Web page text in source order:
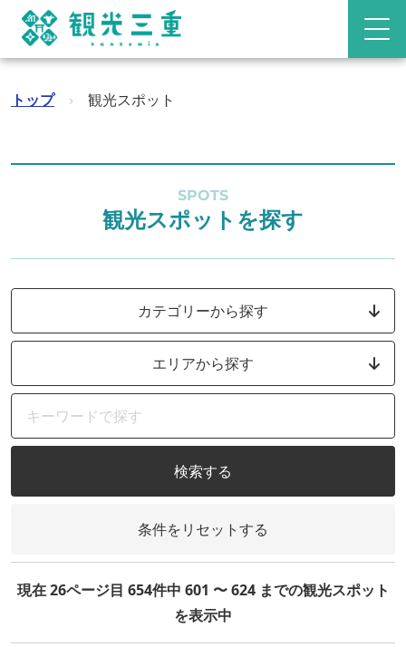
トップ › 観光スポット
SPOTS
観光スポットを探す
カテゴリーから探す
エリアから探す
検索する
条件をリセットする
現在 26ページ目 654件中 601 〜 624 までの観光スポット
を表示中